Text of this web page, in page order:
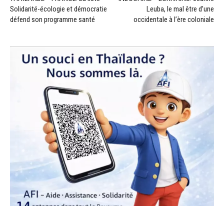
Solidarité-écologie et démocratie
défend son programme santé
Leuba, le mal être d’une
occidentale à l’ère coloniale